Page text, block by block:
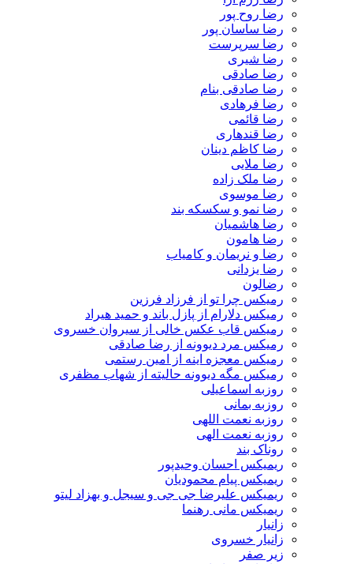
رضا روح پور
رضا ساسان پور
رضا سرپرست
رضا شیری
رضا صادقی
رضا صادقی بنام
رضا فرهادی
رضا قائمی
رضا قندهاری
رضا کاظم دینان
رضا ملایی
رضا ملک زاده
رضا موسوی
رضا نمو و سکسکه بند
رضا هاشمیان
رضا هامون
رضا و نریمان و کامیاب
رضا یزدانی
رضالون
رمیکس چرا تو از فرزاد فرزین
رمیکس دلارام از پازل باند و حمید هیراد
رمیکس قاب عکس خالی از سیروان خسروی
رمیکس مرد دیوونه از رضا صادقی
رمیکس معجزه اینه از امین رستمی
رمیکس مگه دیوونه حالیته از شهاب مظفری
روزبه اسماعیلی
روزبه بمانی
روزبه نعمت اللهی
روزبه نعمت الهی
روناک بند
ریمیکس احسان وحیدپور
ریمیکس پیام محمودیان
ریمیکس علیرضا جی جی و سیجل و بهزاد لیتو
ریمیکس مانی رهنما
زانیار
زانیار خسروی
زیر صفر